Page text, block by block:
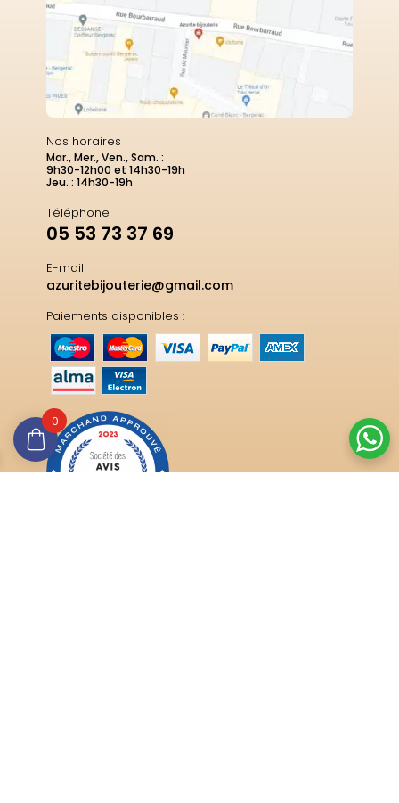
Nos horaires
Mar., Mer., Ven., Sam. :
9h30-12h00 et 14h30-19h
Jeu. : 14h30-19h
Téléphone
05 53 73 37 69
E-mail
azuritebijouterie@gmail.com
Paiements disponibles :
0